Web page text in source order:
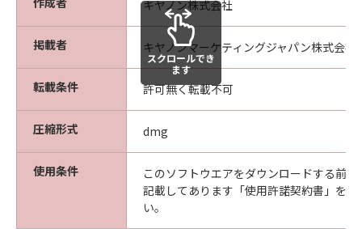
るものとします。
サポートおよびアップデート
キヤノン、キヤノンの子会社、それらの販
売代理店および販売店は、「許諾ソフトウ
ェア」のメンテナンスおよびお客様による
「許諾ソフトウェア」の使用を支援するこ
とについて、いかなる責任も負うものでは
ありません。また、「許諾ソフトウェア」
のアップデート、バグの修正またはサポー
キヤノン株式会社
掲載者 キヤノンマーケティングジャパン株式会社
転載条件 許可無く転載不可
圧縮形式 dmg
使用条件
このソフトウエアをダウンロードする前
記載してあります「使用許諾契約書」を
い。
スクロールでき
ます